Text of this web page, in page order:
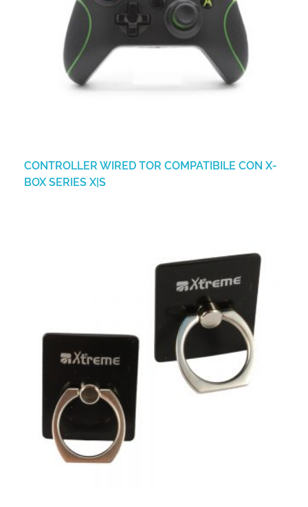
CONTROLLER WIRED TOR COMPATIBILE CON X-
BOX SERIES X|S